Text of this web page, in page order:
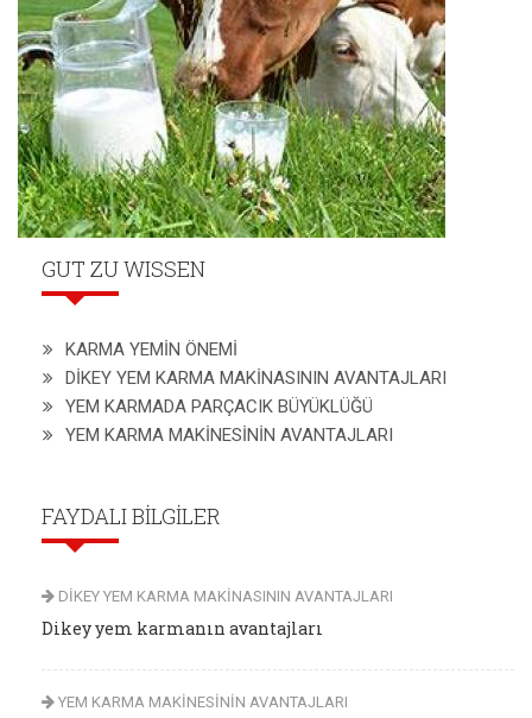
GUT ZU WISSEN
KARMA YEMİN ÖNEMİ
DİKEY YEM KARMA MAKİNASININ AVANTAJLARI
YEM KARMADA PARÇACIK BÜYÜKLÜĞÜ
YEM KARMA MAKİNESİNİN AVANTAJLARI
FAYDALI BİLGİLER
DİKEY YEM KARMA MAKİNASININ AVANTAJLARI
Dikey yem karmanın avantajları
YEM KARMA MAKİNESİNİN AVANTAJLARI